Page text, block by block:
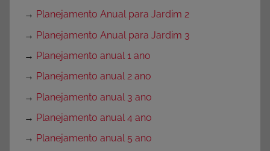
→ Planejamento Anual para Jardim 2
→ Planejamento Anual para Jardim 3
→ Planejamento anual 1 ano
→ Planejamento anual 2 ano
→ Planejamento anual 3 ano
→ Planejamento anual 4 ano
→ Planejamento anual 5 ano